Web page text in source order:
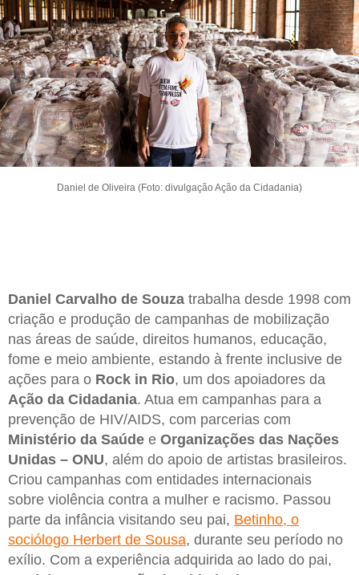
Daniel de Oliveira (Foto: divulgação Ação da Cidadania)
Daniel Carvalho de Souza trabalha desde 1998 com
criação e produção de campanhas de mobilização
nas áreas de saúde, direitos humanos, educação,
fome e meio ambiente, estando à frente inclusive de
ações para o Rock in Rio, um dos apoiadores da
Ação da Cidadania. Atua em campanhas para a
prevenção de HIV/AIDS, com parcerias com
Ministério da Saúde e Organizações das Nações
Unidas – ONU, além do apoio de artistas brasileiros.
Criou campanhas com entidades internacionais
sobre violência contra a mulher e racismo. Passou
parte da infância visitando seu pai, Betinho, o
sociólogo Herbert de Sousa, durante seu período no
exílio. Com a experiência adquirida ao lado do pai,